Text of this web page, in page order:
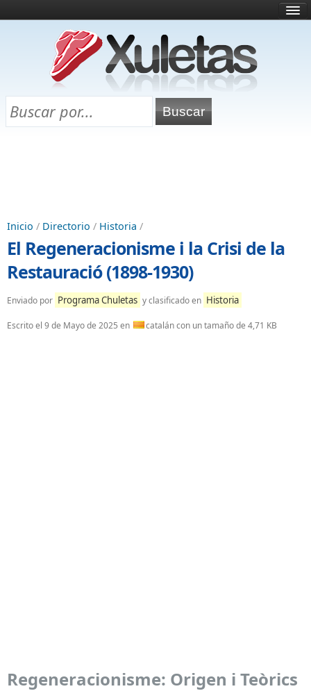
¿Qué es esto?
Directorio
Chuletas para exámenes
Inicio / Directorio / Historia /
El Regeneracionisme i la Crisi de la
Restauració (1898-1930)
Enviado por Programa Chuletas y clasificado en Historia
Escrito el 9 de Mayo de 2025 en catalán con un tamaño de 4,71 KB
Regeneracionisme: Origen i Teòrics